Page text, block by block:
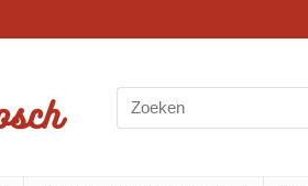
Search
for: